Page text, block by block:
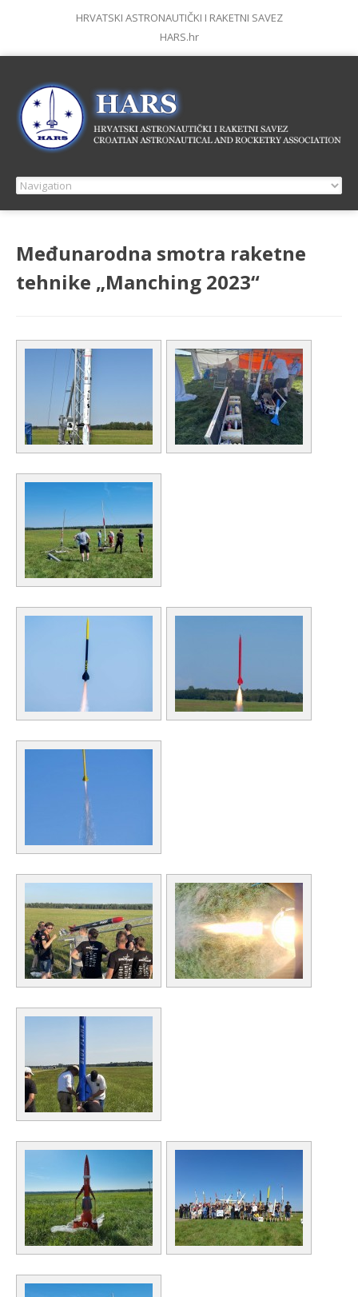
HRVATSKI ASTRONAUTIČKI I RAKETNI SAVEZ
HARS.hr
Međunarodna smotra raketne
tehnike „Manching 2023“